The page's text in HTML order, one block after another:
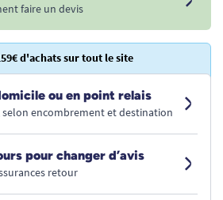
faire un devis
d'achats sur tout le site
ou en point relais
selon encombrement et destination
pour changer d’avis
retour